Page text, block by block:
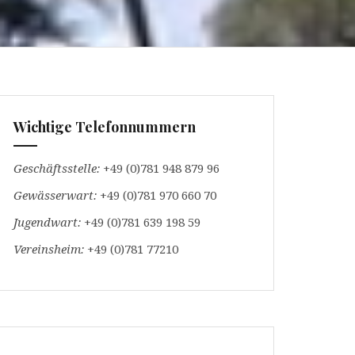
Wichtige Telefonnummern
Geschäftsstelle: +49 (0)781 948 879 96
Gewässerwart: +49 (0)781 970 660 70
Jugendwart: +49 (0)781 639 198 59
Vereinsheim: +49 (0)781 77210